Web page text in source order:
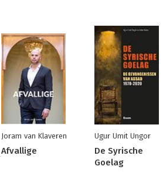
Joram van Klaveren
Afvallige
Ugur Umit Ungor
De Syrische
Goelag